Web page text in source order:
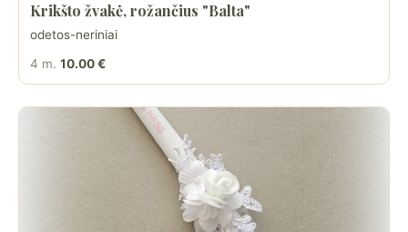
Krikšto žvakė, rožančius "Balta"
odetos-neriniai
4 m. 10.00 €